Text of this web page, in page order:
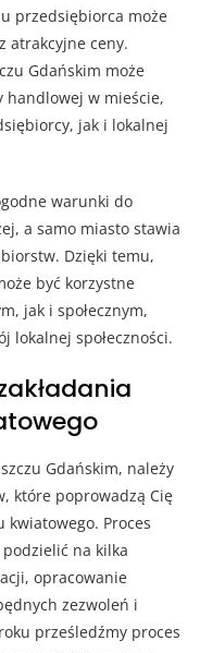
przedsiębiorca może
atrakcyjne ceny.
Gdańskim może
handlowej w mieście,
jak i lokalnej
warunki do
a samo miasto stawia
Dzięki temu,
być korzystne
jak i społecznym,
lokalnej społeczności.
Gdańskim, należy
które poprowadzą Cię
Proces
podzielić na kilka
opracowanie
zezwoleń i
prześledźmy proces